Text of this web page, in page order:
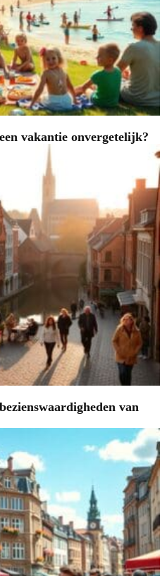
vakantie onvergetelijk?
van